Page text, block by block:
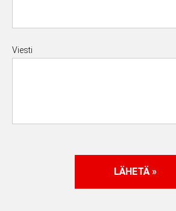
Viesti